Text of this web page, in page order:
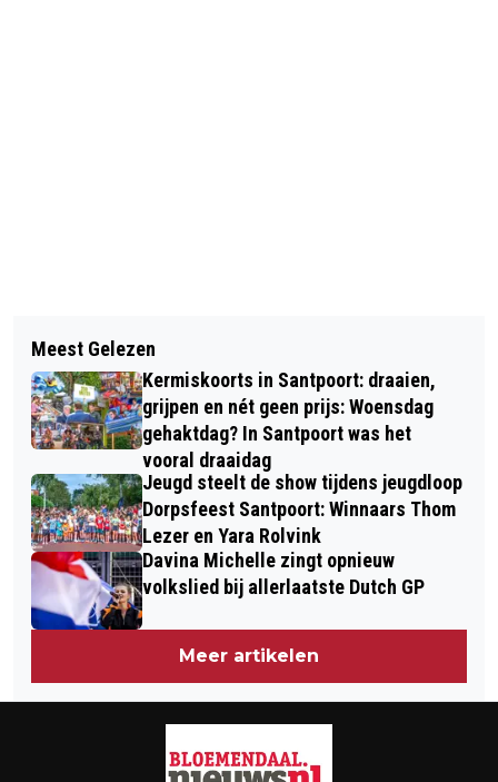
POLITIEACTIE: KOMENDE WEKEN
GEEN BOETES BIJ KLEINE
OVERTREDINGEN
KIES VOOR EEN STADSWANDELING
DOOR HAARLEM EN ONTVANG
VITAMINEN VOOR ’T HART
Meest Gelezen
Kermiskoorts in Santpoort: draaien,
grijpen en nét geen prijs: Woensdag
gehaktdag? In Santpoort was het
vooral draaidag
Jeugd steelt de show tijdens jeugdloop
Dorpsfeest Santpoort: Winnaars Thom
Lezer en Yara Rolvink
Davina Michelle zingt opnieuw
volkslied bij allerlaatste Dutch GP
Meer artikelen